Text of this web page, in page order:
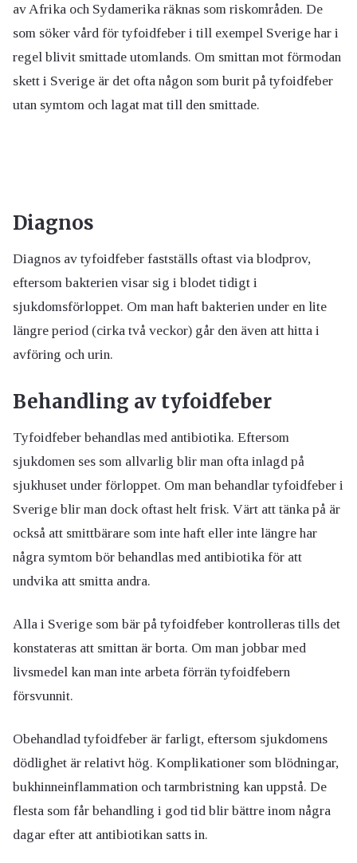
av Afrika och Sydamerika räknas som riskområden. De
som söker vård för tyfoidfeber i till exempel Sverige har i
regel blivit smittade utomlands. Om smittan mot förmodan
skett i Sverige är det ofta någon som burit på tyfoidfeber
utan symtom och lagat mat till den smittade.
Diagnos
Diagnos av tyfoidfeber fastställs oftast via blodprov,
eftersom bakterien visar sig i blodet tidigt i
sjukdomsförloppet. Om man haft bakterien under en lite
längre period (cirka två veckor) går den även att hitta i
avföring och urin.
Behandling av tyfoidfeber
Tyfoidfeber behandlas med antibiotika. Eftersom
sjukdomen ses som allvarlig blir man ofta inlagd på
sjukhuset under förloppet. Om man behandlar tyfoidfeber i
Sverige blir man dock oftast helt frisk. Värt att tänka på är
också att smittbärare som inte haft eller inte längre har
några symtom bör behandlas med antibiotika för att
undvika att smitta andra.
Alla i Sverige som bär på tyfoidfeber kontrolleras tills det
konstateras att smittan är borta. Om man jobbar med
livsmedel kan man inte arbeta förrän tyfoidfebern
försvunnit.
Obehandlad tyfoidfeber är farligt, eftersom sjukdomens
dödlighet är relativt hög. Komplikationer som blödningar,
bukhinneinflammation och tarmbristning kan uppstå. De
flesta som får behandling i god tid blir bättre inom några
dagar efter att antibiotikan satts in.